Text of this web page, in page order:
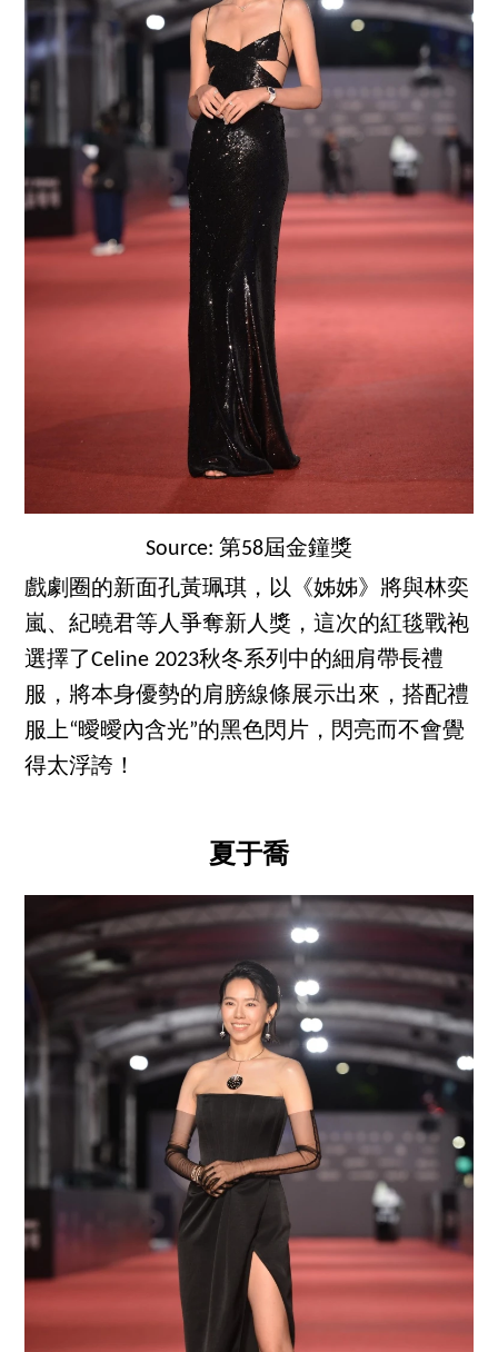
Source: 第58屆金鐘獎
戲劇圈的新面孔黃珮琪，以《姊姊》將與林奕
嵐、紀曉君等人爭奪新人獎，這次的紅毯戰袍
選擇了Celine 2023秋冬系列中的細肩帶長禮
服，將本身優勢的肩膀線條展示出來，搭配禮
服上“曖曖內含光”的黑色閃片，閃亮而不會覺
得太浮誇！
夏于喬